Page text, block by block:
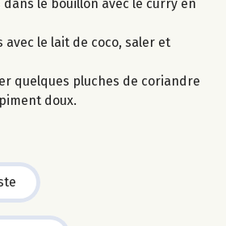
dans le bouillon avec le curry en
avec le lait de coco, saler et
quelques pluches de coriandre
doux.